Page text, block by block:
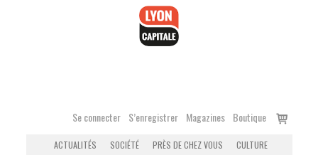
Se connecter S’enregistrer Magazines Boutique
Voir
ACTUALITÉS SOCIÉTÉ PRÈS DE CHEZ VOUS
CULTURE